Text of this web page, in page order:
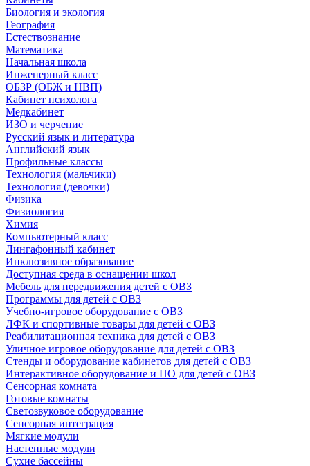
Биология и экология
География
Естествознание
Математика
Начальная школа
Инженерный класс
ОБЗР (ОБЖ и НВП)
Кабинет психолога
Медкабинет
ИЗО и черчение
Русский язык и литература
Английский язык
Профильные классы
Технология (мальчики)
Технология (девочки)
Физика
Физиология
Химия
Компьютерный класс
Лингафонный кабинет
Инклюзивное образование
Доступная среда в оснащении школ
Мебель для передвижения детей с ОВЗ
Программы для детей с ОВЗ
Учебно-игровое оборудование с ОВЗ
ЛФК и спортивные товары для детей с ОВЗ
Реабилитационная техника для детей с ОВЗ
Уличное игровое оборудование для детей с ОВЗ
Стенды и оборудование кабинетов для детей с ОВЗ
Интерактивное оборудование и ПО для детей с ОВЗ
Сенсорная комната
Готовые комнаты
Светозвуковое оборудование
Сенсорная интеграция
Мягкие модули
Настенные модули
Сухие бассейны